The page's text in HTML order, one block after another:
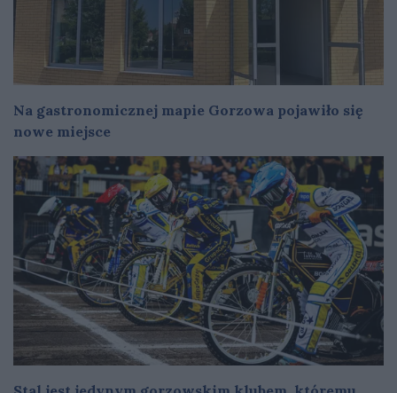
Na gastronomicznej mapie Gorzowa pojawiło się
nowe miejsce